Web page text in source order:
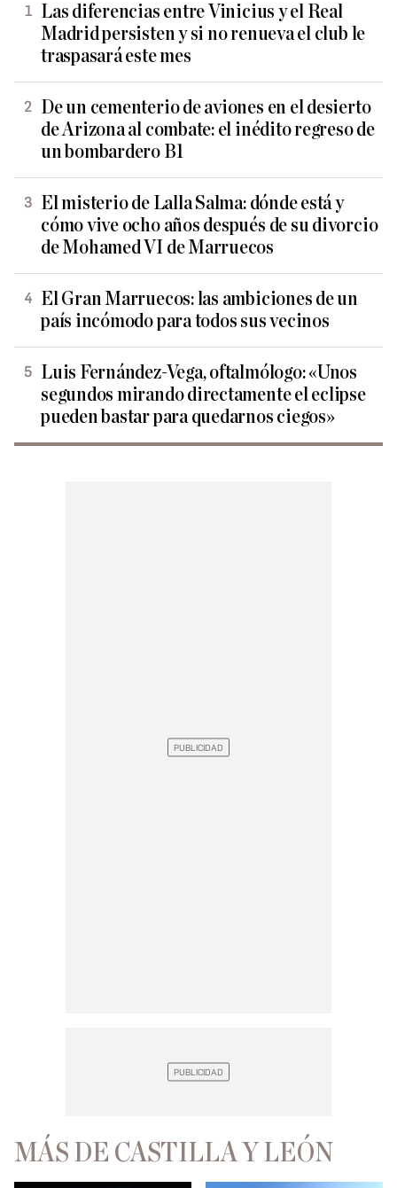
Las diferencias entre Vinicius y el Real
Madrid persisten y si no renueva el club le
traspasará este mes
De un cementerio de aviones en el desierto
de Arizona al combate: el inédito regreso de
un bombardero B1
El misterio de Lalla Salma: dónde está y
cómo vive ocho años después de su divorcio
de Mohamed VI de Marruecos
El Gran Marruecos: las ambiciones de un
país incómodo para todos sus vecinos
Luis Fernández-Vega, oftalmólogo: «Unos
segundos mirando directamente el eclipse
pueden bastar para quedarnos ciegos»
MÁS DE CASTILLA Y LEÓN